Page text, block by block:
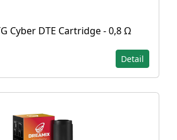
Cyber DTE Cartridge - 0,8 Ω
Detail